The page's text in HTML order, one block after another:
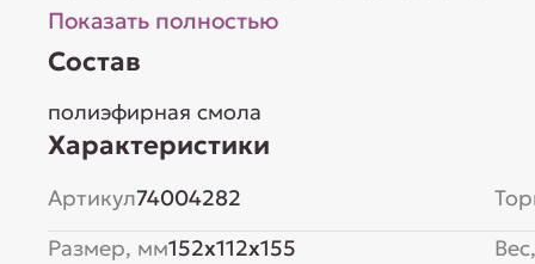
Показать полностью
Состав
полиэфирная смола
Характеристики
Артикул74004282
Размер, мм152x112x155